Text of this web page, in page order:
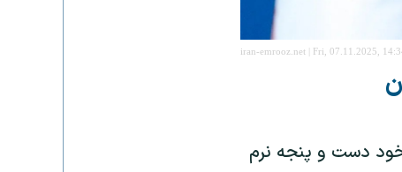
iran-emrooz.net | Fri, 07.11.2025,
دست و پنجه نرم